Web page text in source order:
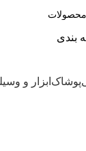
بندی
پوشاک ابزار و